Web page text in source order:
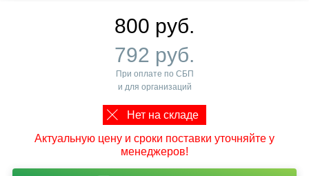
800 руб.
792 руб.
При оплате по СБП
и для организаций
Нет на складе
Актуальную цену и сроки поставки уточняйте у
менеджеров!